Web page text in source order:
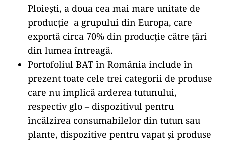
Ploiești, a doua cea mai mare unitate de
producție a grupului din Europa, care
exportă circa 70% din producție către țări
din lumea întreagă.
Portofoliul BAT în România include în
prezent toate cele trei categorii de produse
care nu implică arderea tutunului,
respectiv glo – dispozitivul pentru
încălzirea consumabilelor din tutun sau
plante, dispozitive pentru vapat și produse